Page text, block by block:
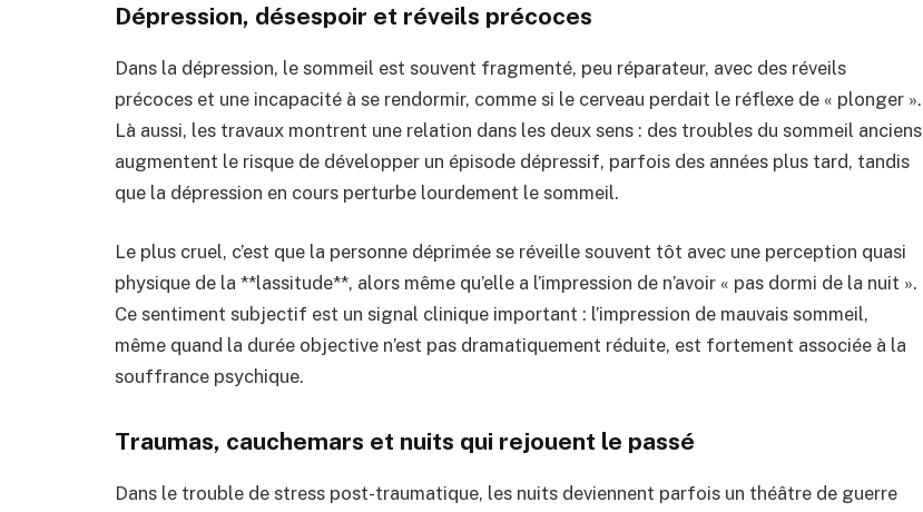
Dépression, désespoir et réveils précoces
Dans la dépression, le sommeil est souvent fragmenté, peu réparateur, avec des réveils
précoces et une incapacité à se rendormir, comme si le cerveau perdait le réflexe de « plonger ».
Là aussi, les travaux montrent une relation dans les deux sens : des troubles du sommeil anciens
augmentent le risque de développer un épisode dépressif, parfois des années plus tard, tandis
que la dépression en cours perturbe lourdement le sommeil.
Le plus cruel, c’est que la personne déprimée se réveille souvent tôt avec une perception quasi
physique de la **lassitude**, alors même qu’elle a l’impression de n’avoir « pas dormi de la nuit ».
Ce sentiment subjectif est un signal clinique important : l’impression de mauvais sommeil,
même quand la durée objective n’est pas dramatiquement réduite, est fortement associée à la
souffrance psychique.
Traumas, cauchemars et nuits qui rejouent le passé
Dans le trouble de stress post-traumatique, les nuits deviennent parfois un théâtre de guerre